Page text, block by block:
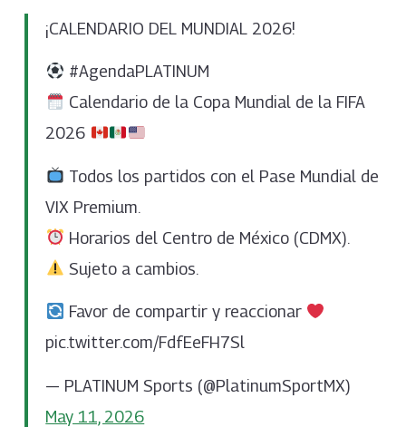
¡CALENDARIO DEL MUNDIAL 2026!
#AgendaPLATINUM
Calendario de la Copa Mundial de la FIFA
2026
Todos los partidos con el Pase Mundial de
VIX Premium.
Horarios del Centro de México (CDMX).
Sujeto a cambios.
Favor de compartir y reaccionar
pic.twitter.com/FdfEeFH7Sl
— PLATINUM Sports (@PlatinumSportMX)
May 11, 2026